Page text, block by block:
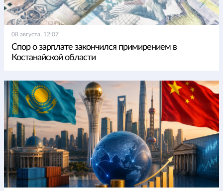
08 августа, 12:07
Спор о зарплате закончился примирением в
Костанайской области